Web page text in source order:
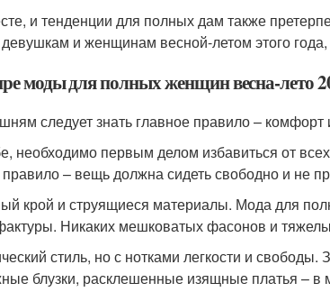
и тенденции для полных дам также
и женщинам весной-летом этого
моды для полных женщин весна-лето
следует знать главное правило – комфорт
необходимо первым делом избавиться от
– вещь должна сидеть свободно и не
крой и струящиеся материалы. Мода для
Никаких мешковатых фасонов и
стиль, но с нотками легкости и
блузки, расклешенные изящные платья – в